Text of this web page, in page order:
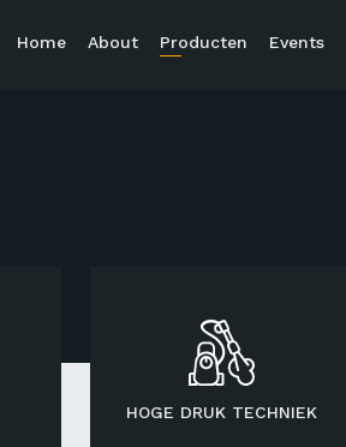
Home About Producten Events
HOGE DRUK TECHNIEK